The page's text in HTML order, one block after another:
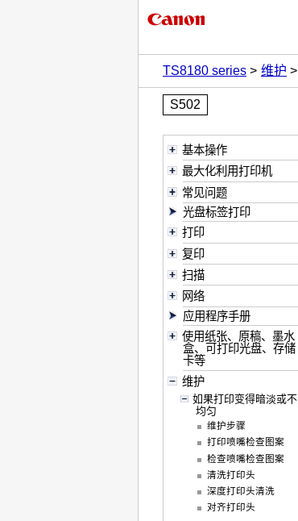
TS8180 series
维护
S502
基本操作
最大化利用打印机
常见问题
光盘标签打印
打印
复印
扫描
网络
应用程序手册
使用纸张、原稿、墨水
盒、可打印光盘、存储
卡等
维护
如果打印变得暗淡或不
均匀
维护步骤
打印喷嘴检查图案
检查喷嘴检查图案
清洗打印头
深度打印头清洗
对齐打印头